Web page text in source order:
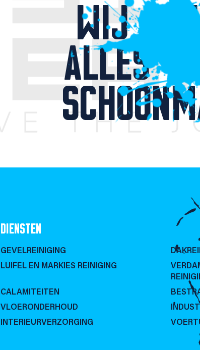
WIJ
ALLES
DIENSTEN
GEVELREINIGING
LUIFEL EN MARKIES REINIGING
CALAMITEITEN
VLOERONDERHOUD
INTERIEURVERZORGING